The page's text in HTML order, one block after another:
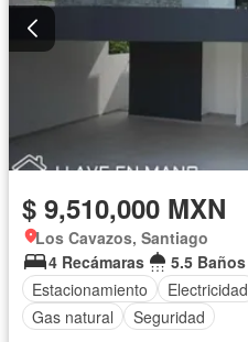
$ 9,510,000 MXN
Los Cavazos, Santiago
4 Recámaras
5.5 Baños
Estacionamiento
Electricidad
Gas natural
Seguridad